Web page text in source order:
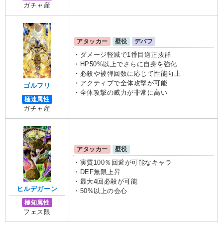
ガチャ産
ゴルフリ
極速属性
ガチャ産
アタッカー 壁役
デバフ
・ダメージ軽減で1番目適正抜群
・HP50%以上でさらに自身を強化
・必殺や被弾回数に応じて性能向上
・アクティブで全体攻撃が可能
・全体攻撃の威力が非常に高い
ヒルデガーン
極知属性
フェス限
アタッカー
壁役
・実質100％回避が可能なキャラ
・DEF無限上昇
・最大4回必殺が可能
・50%以上の会心